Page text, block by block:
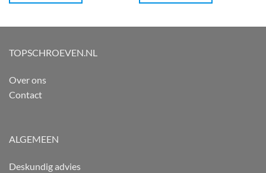
TOPSCHROEVEN.NL
Over ons
Contact
ALGEMEEN
Deskundig advies